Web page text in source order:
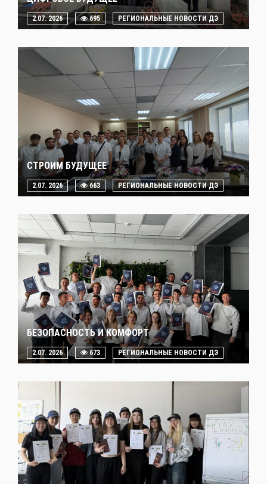
2.07. 2026 695 РЕГИОНАЛЬНЫЕ НОВОСТИ ДЭ
СТРОИМ БУДУЩЕЕ
2.07. 2026 663 РЕГИОНАЛЬНЫЕ НОВОСТИ ДЭ
БЕЗОПАСНОСТЬ И КОМФОРТ
2.07. 2026 673 РЕГИОНАЛЬНЫЕ НОВОСТИ ДЭ